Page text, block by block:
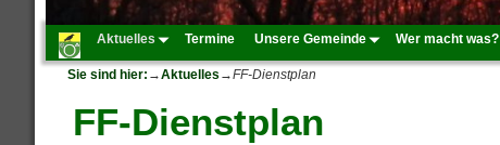
Aktuelles Termine Unsere Gemeinde Wer macht was?
Sie sind hier: →Aktuelles →FF-Dienstplan
FF-Dienstplan